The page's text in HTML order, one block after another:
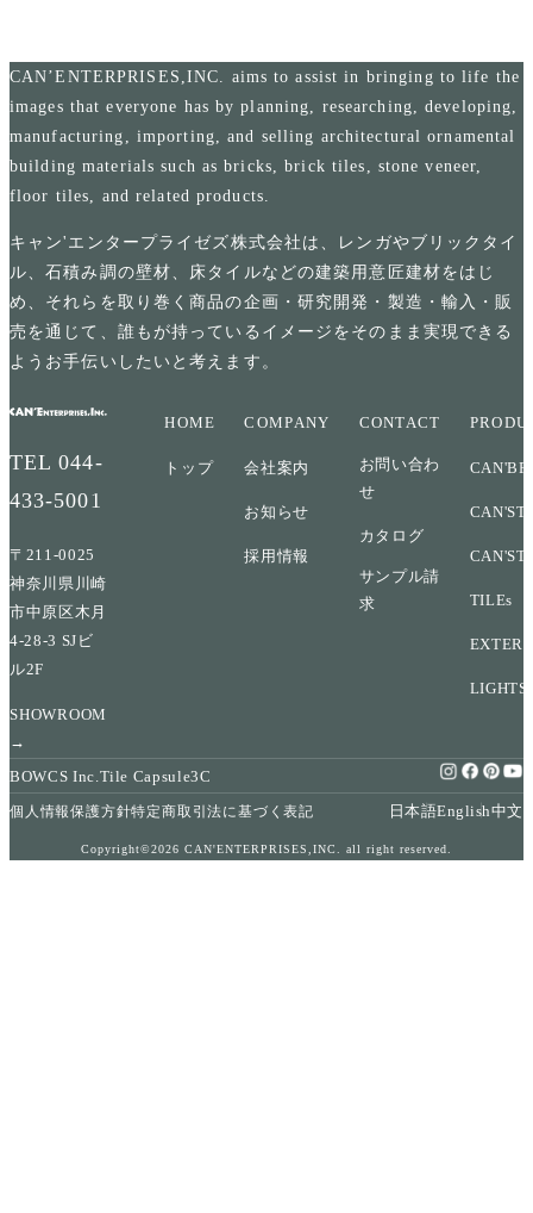
CAN’ENTERPRISES,INC. aims to assist in bringing to life the
images that everyone has by planning, researching, developing,
manufacturing, importing, and selling architectural ornamental
building materials such as bricks, brick tiles, stone veneer,
floor tiles, and related products.
キャン'エンタープライゼズ株式会社は、レンガやブリックタイ
ル、石積み調の壁材、床タイルなどの建築用意匠建材をはじ
め、それらを取り巻く商品の企画・研究開発・製造・輸入・販
売を通じて、誰もが持っているイメージをそのまま実現できる
ようお手伝いしたいと考えます。
TEL044-
433-5001
〒211-0025
神奈川県川崎
市中原区木月
4-28-3 SJビ
ル2F
SHOWROOM
→
HOME
トップ
COMPANY
会社案内
お知らせ
採用情報
CONTACT
お問い合わ
せ
カタログ
サンプル請
求
TILEs
LIGHTS
BOWCS Inc.Tile Capsule3C
個人情報保護方針特定商取引法に基づく表記 日本語English中文
Copyright©2026 CAN'ENTERPRISES,INC. all right reserved.